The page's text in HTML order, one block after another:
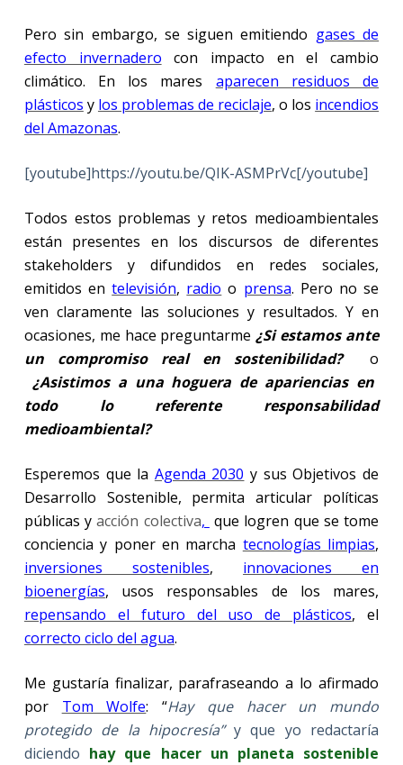
Pero sin embargo, se siguen emitiendo gases de
efecto invernadero con impacto en el cambio
climático. En los mares aparecen residuos de
plásticos y los problemas de reciclaje, o los incendios
del Amazonas.
[youtube]https://youtu.be/QIK-ASMPrVc[/youtube]
Todos estos problemas y retos medioambientales
están presentes en los discursos de diferentes
stakeholders y difundidos en redes sociales,
emitidos entelevisión, radio o prensa. Pero no se
ven claramente las soluciones y resultados. Y en
ocasiones, me hace preguntarme¿Si estamos ante
un compromiso real en sostenibilidad?
o
¿Asistimos a una hoguera de apariencias en
todo lo referente responsabilidad
medioambiental?
Esperemos que la Agenda 2030 y sus Objetivos de
Desarrollo Sostenible, permita articular políticas
públicas yacción colectiva, que logren que se tome
conciencia y poner en marcha tecnologías limpias,
inversiones sostenibles, innovaciones en
bioenergías, usos responsables de los mares,
repensando el futuro del uso de plásticos, el
correcto ciclo del agua.
Me gustaría finalizar, parafraseando a lo afirmado
por Tom Wolfe: “Hay que hacer un mundo
protegido de la hipocresía”y que yo redactaría
diciendo hay que hacer un planeta sostenible